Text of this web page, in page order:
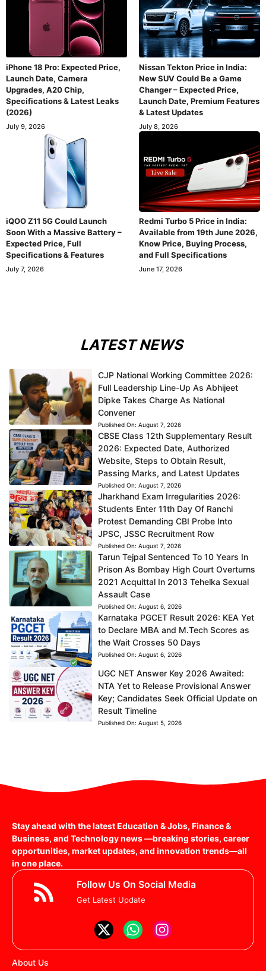
iPhone 18 Pro: Expected Price,
Launch Date, Camera
Upgrades, A20 Chip,
Specifications & Latest Leaks
(2026)
July 9, 2026
Nissan Tekton Price in India:
New SUV Could Be a Game
Changer – Expected Price,
Launch Date, Premium Features
& Latest Updates
July 8, 2026
iQOO Z11 5G Could Launch
Soon With a Massive Battery –
Expected Price, Full
Specifications & Features
July 7, 2026
Redmi Turbo 5 Price in India:
Available from 19th June 2026,
Know Price, Buying Process,
and Full Specifications
June 17, 2026
LATEST NEWS
CJP National Working Committee 2026:
Full Leadership Line-Up As Abhijeet
Dipke Takes Charge As National
Convener
Published On: August 7, 2026
CBSE Class 12th Supplementary Result
2026: Expected Date, Authorized
Website, Steps to Obtain Result,
Passing Marks, and Latest Updates
Published On: August 7, 2026
Jharkhand Exam Irregularities 2026:
Students Enter 11th Day Of Ranchi
Protest Demanding CBI Probe Into
JPSC, JSSC Recruitment Row
Published On: August 7, 2026
Tarun Tejpal Sentenced To 10 Years In
Prison As Bombay High Court Overturns
2021 Acquittal In 2013 Tehelka Sexual
Assault Case
Published On: August 6, 2026
Karnataka PGCET Result 2026: KEA Yet
to Declare MBA and M.Tech Scores as
the Wait Crosses 50 Days
Published On: August 6, 2026
UGC NET Answer Key 2026 Awaited:
NTA Yet to Release Provisional Answer
Key; Candidates Seek Official Update on
Result Timeline
Published On: August 5, 2026
Stay ahead with the latest Education & Jobs, Finance &
Business, and Technology news —breaking stories, career
opportunities, market updates, and innovation trends—all
in one place.
Follow Us On Social Media
Get Latest Update
About Us